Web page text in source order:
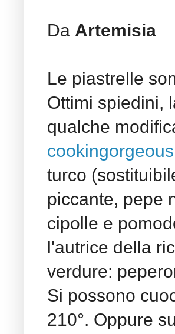
Da Artemisia
Le piastrelle
Ottimi spiedini,
qualche
turco
piccante, pepe
cipolle e
l'autrice della
verdure:
Si possono
210°. Oppure